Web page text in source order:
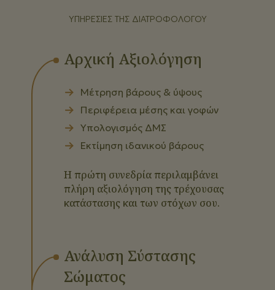
ΥΠΗΡΕΣΊΕΣ ΤΗΣ ΔΙΑΤΡΟΦΟΛΌΓΟΥ
Αρχική Αξιολόγηση
Μέτρηση βάρους & ύψους
Περιφέρεια μέσης και γοφών
Υπολογισμός ΔΜΣ
Εκτίμηση ιδανικού βάρους
Η πρώτη συνεδρία περιλαμβάνει
πλήρη αξιολόγηση της τρέχουσας
κατάστασης και των στόχων σου.
Ανάλυση Σύστασης
Σώματος